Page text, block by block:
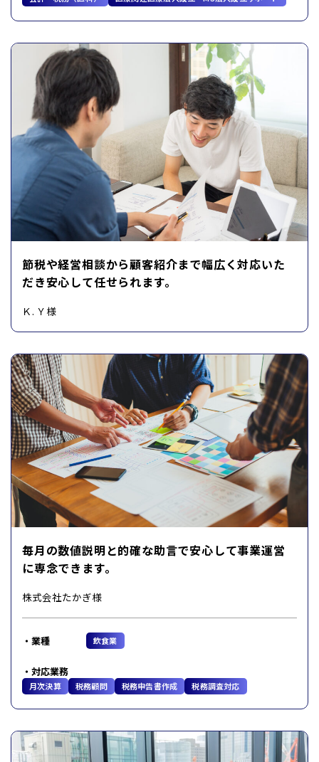
節税や経営相談から顧客紹介まで幅広く対応いた
だき安心して任せられます。
Ｋ. Ｙ様
毎月の数値説明と的確な助言で安心して事業運営
に専念できます。
株式会社たかぎ様
業種 飲食業
対応業務
月次決算 税務顧問 税務申告書作成 税務調査対応